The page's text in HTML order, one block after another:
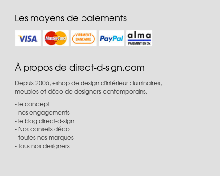
Les moyens de paiements
À propos de direct-d-sign.com
Depuis 2006, eshop de design d'intérieur : luminaires,
meubles et déco de designers contemporains.
le concept
nos engagements
le blog direct-d-sign
Nos conseils déco
toutes nos marques
tous nos designers